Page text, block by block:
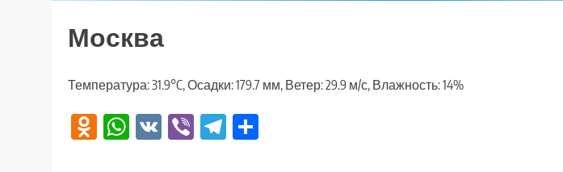
Москва
Температура: 31.9°C, Осадки: 179.7 мм, Ветер: 29.9 м/с, Влажность: 14%
Odnoklassniki
WhatsApp
VK ViberTelegram